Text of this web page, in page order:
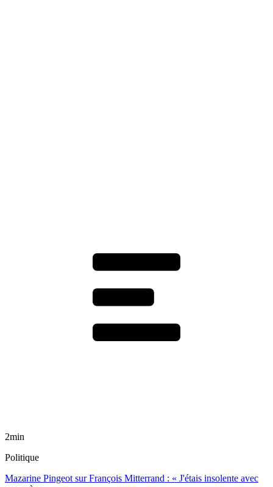
2min
Politique
Mazarine Pingeot sur François Mitterrand : « J'étais insolente avec